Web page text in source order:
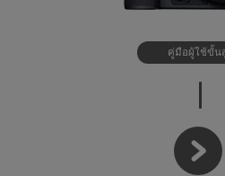
คู่มือผู้ใช้ขั้น